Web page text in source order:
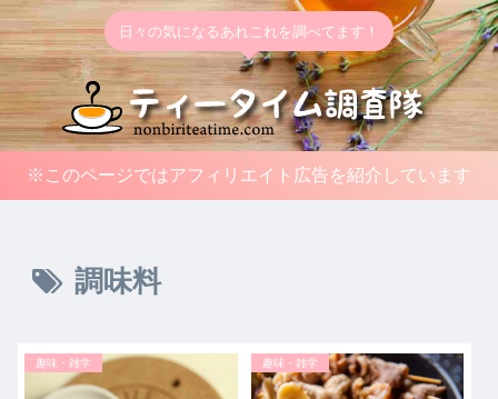
日々の気になるあれこれを調べてます！
※このページではアフィリエイト広告を紹介しています
調味料
趣味・雑学 趣味・雑学